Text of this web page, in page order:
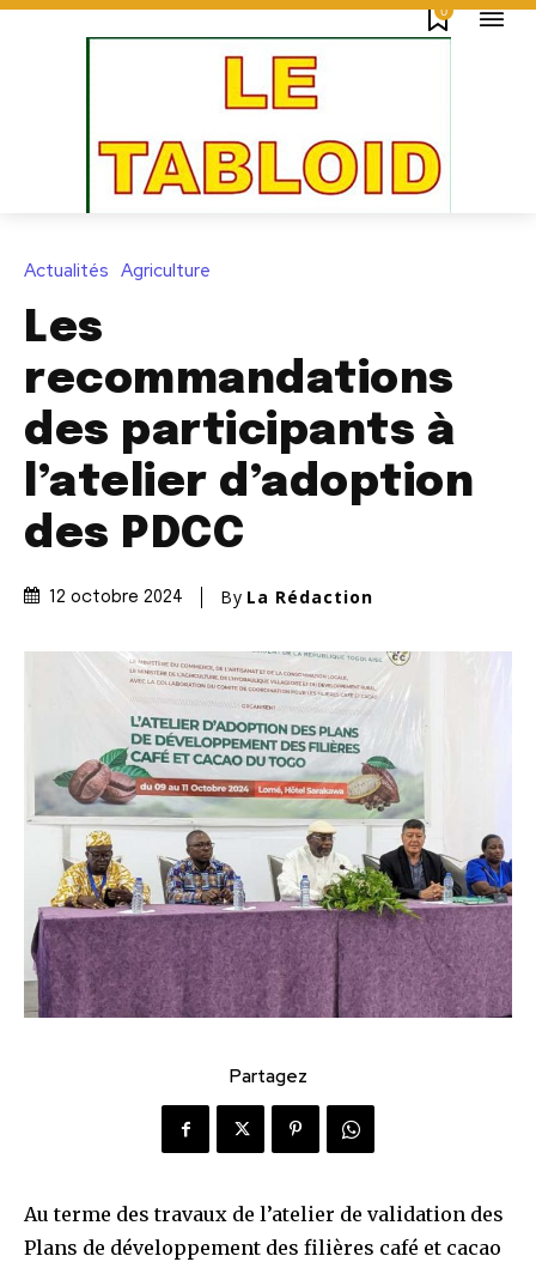
0
Actualités Agriculture
Les
recommandations
des participants à
l’atelier d’adoption
des PDCC
12 octobre 2024 By La Rédaction
Partagez
Au terme des travaux de l’atelier de validation des
Plans de développement des filières café et cacao